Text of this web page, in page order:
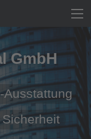
GmbH
Ausstattung